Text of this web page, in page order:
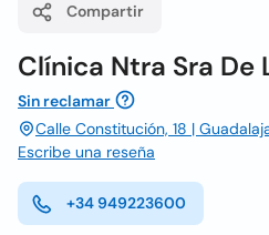
Compartir
Clínica Ntra Sra De
Sin reclamar
Calle Constitución, 18 |
Escribe una reseña
+34 949223600